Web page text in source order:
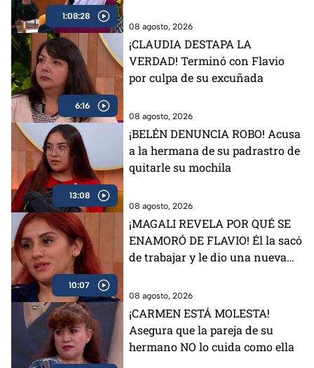
1:08:28
08 agosto, 2026
6:16
¡CLAUDIA DESTAPA LA
VERDAD! Terminó con Flavio
por culpa de su excuñada
08 agosto, 2026
13:08
¡BELÉN DENUNCIA ROBO! Acusa
a la hermana de su padrastro de
quitarle su mochila
08 agosto, 2026
10:07
¡MAGALI REVELA POR QUÉ SE
ENAMORÓ DE FLAVIO! Él la sacó
de trabajar y le dio una nueva
08 agosto, 2026
¡CARMEN ESTÁ MOLESTA!
Asegura que la pareja de su
hermano NO lo cuida como ella